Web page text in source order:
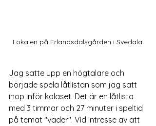
Lokalen på Erlandsdalsgården i Svedala.
Jag satte upp en högtalare och
började spela låtlistan som jag satt
ihop inför kalaset. Det är en låtlista
med 3 timmar och 27 minuter i speltid
på temat "väder". Vid intresse av att